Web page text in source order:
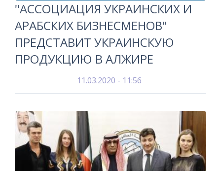
"АССОЦИАЦИЯ УКРАИНСКИХ И
АРАБСКИХ БИЗНЕСМЕНОВ"
ПРЕДСТАВИТ УКРАИНСКУЮ
ПРОДУКЦИЮ В АЛЖИРЕ
11.03.2020 - 11:56